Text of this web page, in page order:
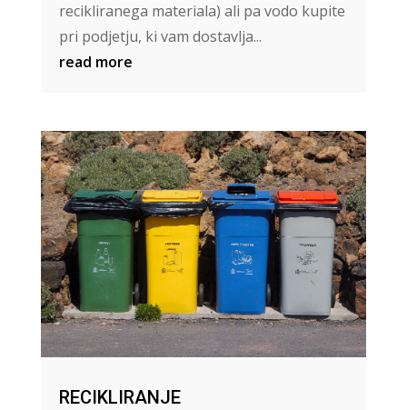
recikliranega materiala) ali pa vodo kupite
pri podjetju, ki vam dostavlja...
read more
RECIKLIRANJE